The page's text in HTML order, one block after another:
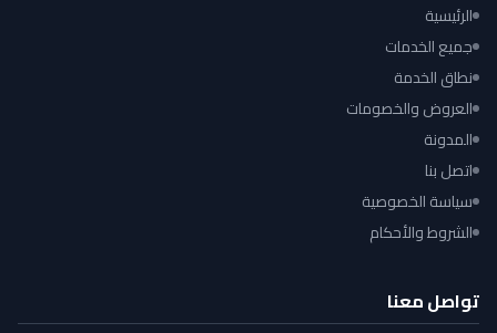
الرئيسية
جميع الخدمات
نطاق الخدمة
العروض والخصومات
المدونة
اتصل بنا
سياسة الخصوصية
الشروط والأحكام
تواصل معنا